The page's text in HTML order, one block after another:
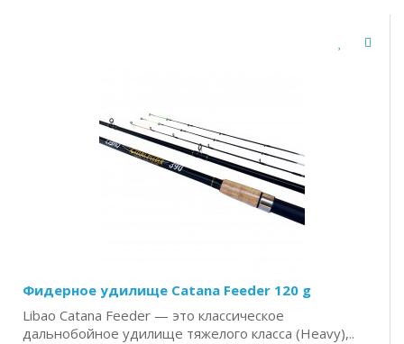
Фидерное удилище Catana Feeder 120 g
Libao Catana Feeder — это классическое
дальнобойное удилище тяжелого класса (Heavy),..